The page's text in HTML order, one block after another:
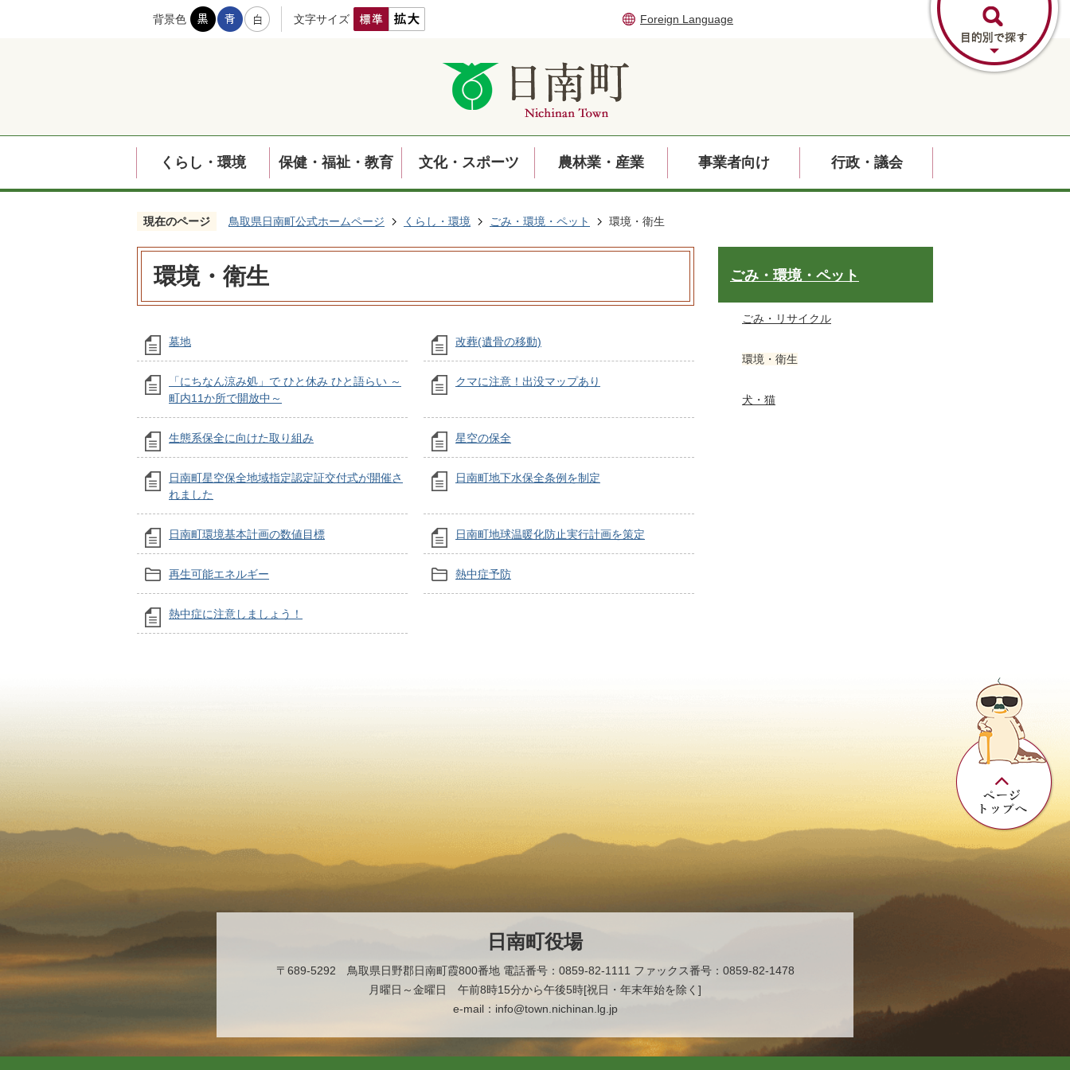
背景色 文字サイズ Foreign Language
くらし・環境 保健・福祉・教育 文化・スポーツ 農林業・産業 事業者向け 行政・議会
現在のページ 鳥取県日南町公式ホームページ くらし・環境 ごみ・環境・ペット 環境・衛生
環境・衛生
墓地 改葬(遺骨の移動)
「にちなん涼み処」で ひと休み ひと語らい ～
町内11か所で開放中～
クマに注意！出没マップあり
生態系保全に向けた取り組み 星空の保全
日南町星空保全地域指定認定証交付式が開催さ
れました
日南町地下水保全条例を制定
日南町環境基本計画の数値目標 日南町地球温暖化防止実行計画を策定
再生可能エネルギー 熱中症予防
熱中症に注意しましょう！
ごみ・環境・ペット
ごみ・リサイクル
環境・衛生
犬・猫
日南町役場
〒689-5292 鳥取県日野郡日南町霞800番地 電話番号：0859-82-1111 ファックス番号：0859-82-1478
月曜日～金曜日 午前8時15分から午後5時[祝日・年末年始を除く]
e-mail：info@town.nichinan.lg.jp